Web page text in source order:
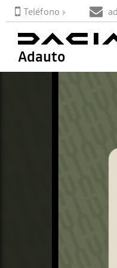
Teléfono
Adauto